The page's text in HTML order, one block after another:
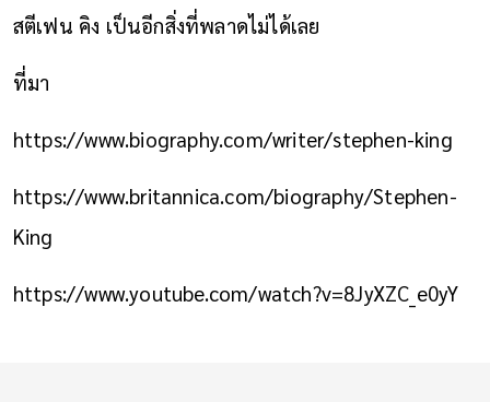
สตีเฟน คิง เป็นอีกสิ่งที่พลาดไม่ได้เลย
ที่มา
https://www.biography.com/writer/stephen-king
https://www.britannica.com/biography/Stephen-
King
https://www.youtube.com/watch?v=8JyXZC_e0yY